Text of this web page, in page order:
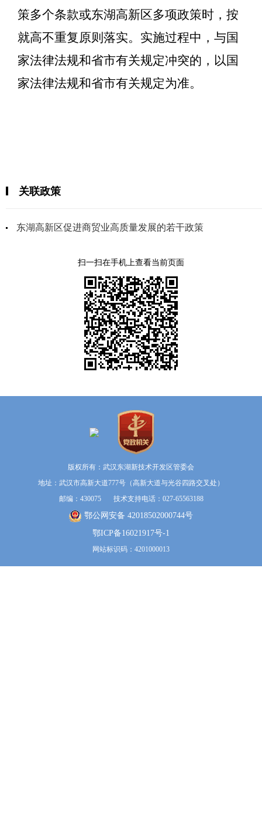
策多个条款或东湖高新区多项政策时，按
就高不重复原则落实。实施过程中，与国
家法律法规和省市有关规定冲突的，以国
家法律法规和省市有关规定为准。
关联政策
东湖高新区促进商贸业高质量发展的若干政策
扫一扫在手机上查看当前页面
版权所有：武汉东湖新技术开发区管委会
地址：武汉市高新大道777号（高新大道与光谷四路交叉处）
邮编：430075 技术支持电话：027-65563188
鄂公网安备 42018502000744号
鄂ICP备16021917号-1
网站标识码：4201000013